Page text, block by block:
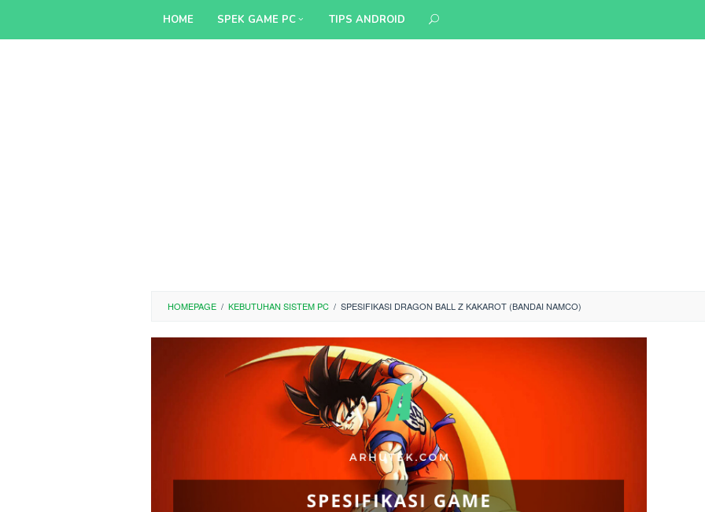
HOME SPEK GAME PC TIPS ANDROID
HOMEPAGE / KEBUTUHAN SISTEM PC / SPESIFIKASI DRAGON BALL Z KAKAROT (BANDAI NAMCO)